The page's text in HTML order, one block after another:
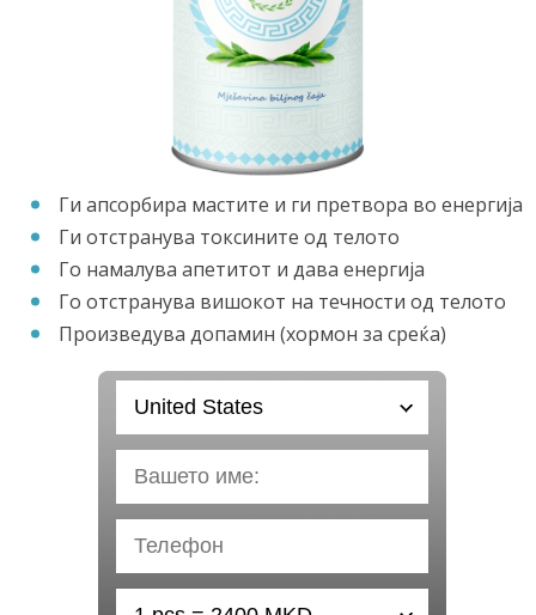
Ги апсорбира мастите и ги претвора во енергија
Ги отстранува токсините од телото
Го намалува апетитот и дава енергија
Го отстранува вишокот на течности од телото
Произведува допамин (хормон за среќа)